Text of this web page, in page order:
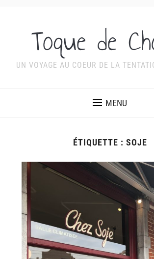
Toque de
UN VOYAGE AU COEUR DE LA
MENU
ÉTIQUETTE : SOJE